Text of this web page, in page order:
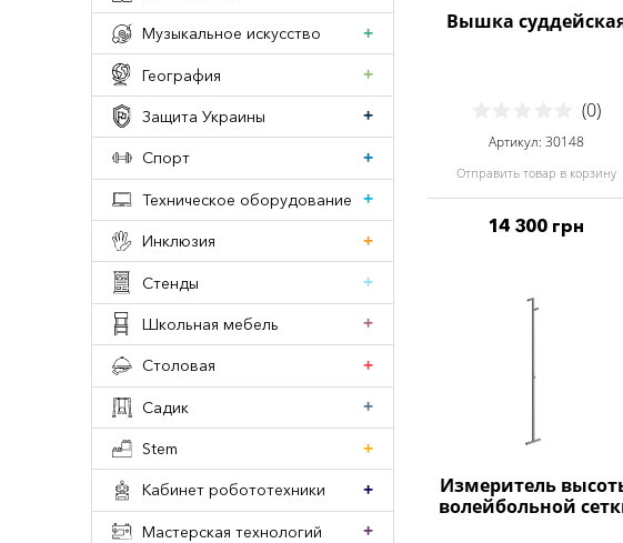
Музыкальное искусство
География
Защита Украины
Спорт
Техническое оборудование
Инклюзия
Стенды
Школьная мебель
Столовая
Садик
Stem
Кабинет робототехники
Мастерская технологий
Вышка
(0)
Артикул: 30148
Отправить товар в корзину
14 300 грн
Измеритель
волейбольной